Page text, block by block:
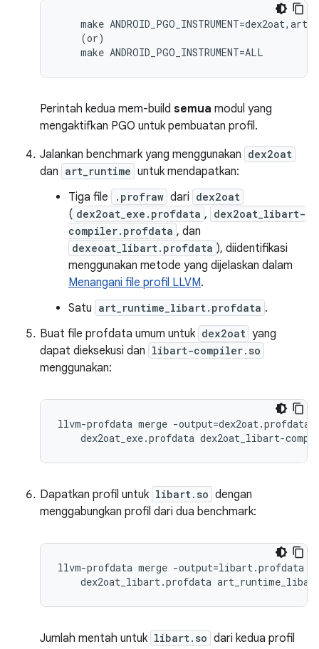
make
    (or)
    make ANDROID_PGO_INSTRUMENT=ALL
Perintah kedua mem-build semua modul yang
mengaktifkan PGO untuk pembuatan profil.
Jalankan benchmark yang menggunakan dex2oat
dan art_runtime untuk mendapatkan:
Tiga file
.profraw dari dex2oat
( dex2oat_exe.profdata , dex2oat_libart-
compiler.profdata , dan
dexeoat_libart.profdata ), diidentifikasi
menggunakan metode yang dijelaskan dalam
Menangani file profil LLVM.
Satu art_runtime_libart.profdata .
Buat file profdata umum untuk dex2oat yang
dapat dieksekusi dan libart-compiler.so
menggunakan:
llvm-profdata merge -output=dex2oat.profdata
dex2oat_exe.profdata dex2oat_libart-
Dapatkan profil untuk libart.so dengan
menggabungkan profil dari dua benchmark:
llvm-profdata merge -output=libart.profdata \
dex2oat_libart.profdata
Jumlah mentah untuk libart.so dari kedua profil